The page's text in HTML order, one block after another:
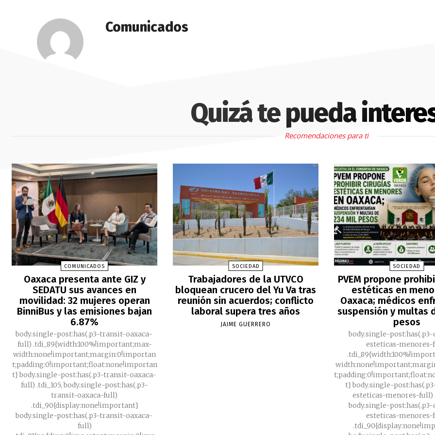
Comunicados
Quizá te pueda
Recomendaciones para ti
COMUNICADOS
Oaxaca presenta ante GIZ y
SEDATU sus avances en
movilidad: 32 mujeres operan
BinniBus y las emisiones bajan
6.87%
body.single-post:has(.p3-transit-oaxaca-
full) .tdi_89{width:100%!important;max-
width:none!important;margin:0!importan
t;padding:0!important;float:none!importan
t} body.single-post:has(.p3-transit-oaxaca-
full) .tdi_105, body.single-post:has(.p3-
transit-oaxaca-full)
.tdi_90{display:none!important}
body.single-post:has(.p3-transit-oaxaca-
full)
SOCIEDAD
Trabajadores de la UTVCO
bloquean crucero del Yu Va tras
reunión sin acuerdos; conflicto
laboral supera tres años
JAIME GUERRERO
SOCIEDAD
PVEM propone
estéticas en
Oaxaca; médicos
suspensión y multas
pesos
body.single-
esteticas-
t} body.single-
esteticas-menores-full)
body.single-
esteticas-